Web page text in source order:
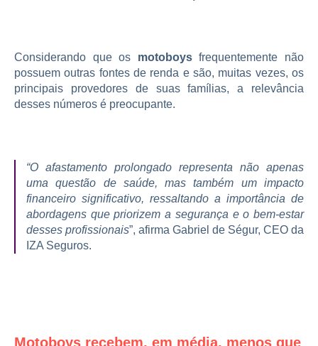
Considerando que os motoboysfrequentemente não
possuem outras fontes de renda e são, muitas vezes, os
principais provedores de suas famílias, a relevância
desses números é preocupante.
“O afastamento prolongado representa não apenas
uma questão de saúde, mas também um impacto
financeiro significativo, ressaltando a importância de
abordagens que priorizem a segurança e o bem-estar
desses profissionais”, afirma Gabriel de Ségur, CEO da
IZA Seguros.
Motoboys recebem, em média, menos que